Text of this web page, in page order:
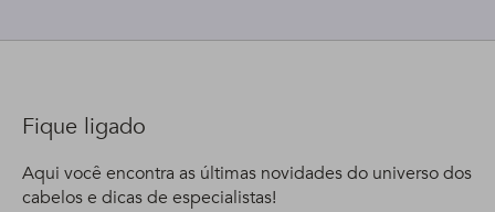
Fique ligado
Aqui você encontra as últimas novidades do universo dos
cabelos e dicas de especialistas!